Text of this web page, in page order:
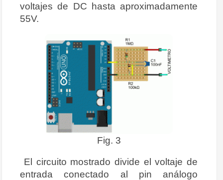
voltajes de DC hasta aproximadamente
55V.
Fig. 3
El circuito mostrado divide el voltaje de
entrada conectado al pin análogo